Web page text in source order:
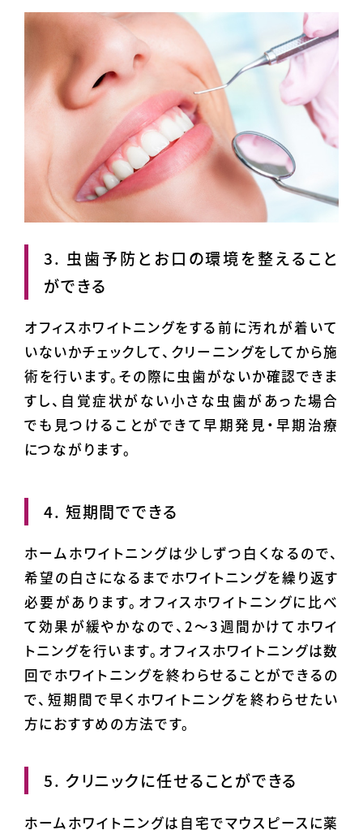
3. 虫歯予防とお口の環境を整えること
ができる
オフィスホワイトニングをする前に汚れが着いて
いないかチェックして、クリーニングをしてから施
術を行います。その際に虫歯がないか確認できま
すし、自覚症状がない小さな虫歯があった場合
でも見つけることができて早期発見・早期治療
につながります。
4. 短期間でできる
ホームホワイトニングは少しずつ白くなるので、
希望の白さになるまでホワイトニングを繰り返す
必要があります。オフィスホワイトニングに比べ
て効果が緩やかなので、2～3週間かけてホワイ
トニングを行います。オフィスホワイトニングは数
回でホワイトニングを終わらせることができるの
で、短期間で早くホワイトニングを終わらせたい
方におすすめの方法です。
5. クリニックに任せることができる
ホームホワイトニングは自宅でマウスピースに薬